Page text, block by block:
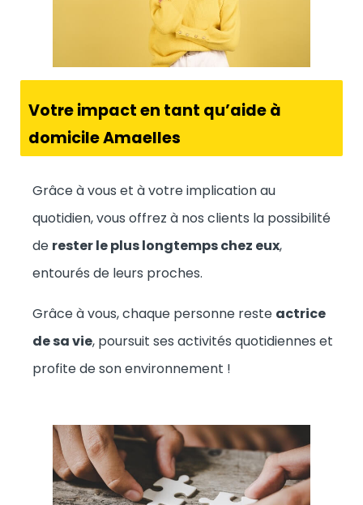
Votre impact en tant qu’aide à
domicile Amaelles
Grâce à vous et à votre implication au
quotidien, vous offrez à nos clients la possibilité
de rester le plus longtemps chez eux,
entourés de leurs proches.
Grâce à vous, chaque personne reste actrice
de sa vie, poursuit ses activités quotidiennes et
profite de son environnement !